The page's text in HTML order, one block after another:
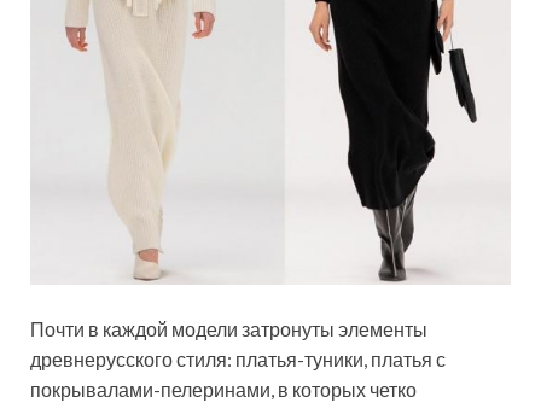
Почти в каждой модели затронуты элементы
древнерусского стиля: платья-туники, платья с
покрывалами-пелеринами, в которых четко